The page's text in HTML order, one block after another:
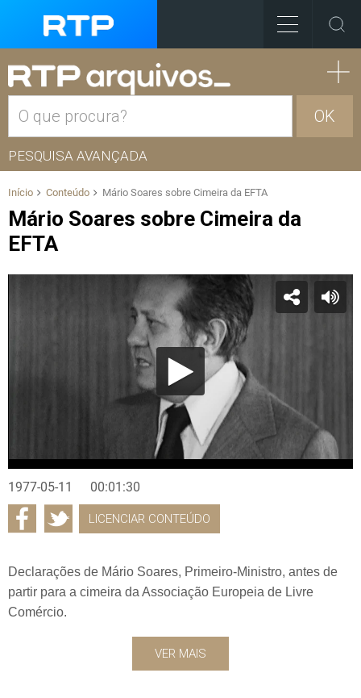
OK
PESQUISA AVANÇADA
Início Conteúdo Mário Soares sobre Cimeira da EFTA
Mário Soares sobre Cimeira da
EFTA
1977-05-11 00:01:30
LICENCIAR CONTEÚDO
Declarações de Mário Soares, Primeiro-Ministro, antes de
partir para a cimeira da Associação Europeia de Livre
Comércio.
VER MAIS